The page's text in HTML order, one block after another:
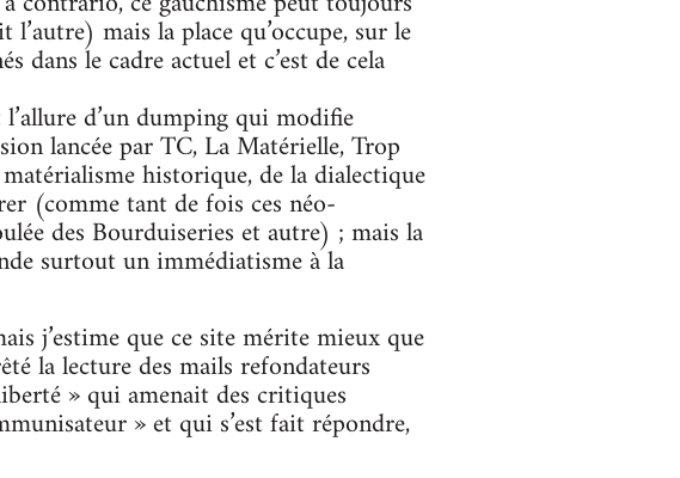
mais la place qu’occupe, sur le
dans le cadre actuel et c’est de cela
d’un dumping qui modifie
lancée par TC, La Matérielle, Trop
historique, de la dialectique
(comme tant de fois ces néo-
des Bourduiseries et autre) ; mais la
surtout un immédiatisme à la
j’estime que ce site mérite mieux que
la lecture des mails refondateurs
» qui amenait des critiques
» et qui s’est fait répondre,